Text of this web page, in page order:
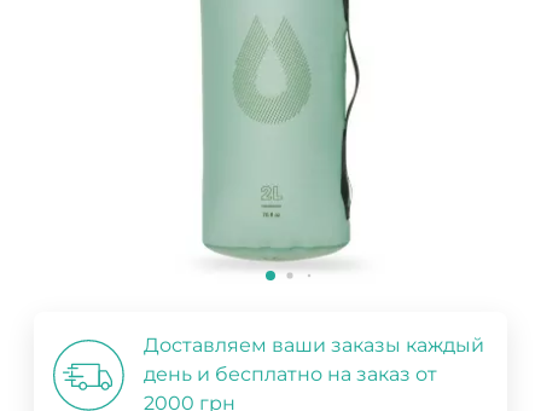
Доставляем ваши заказы каждый
день и бесплатно на заказ от
2000 грн